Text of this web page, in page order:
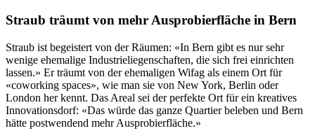
Straub träumt von mehr Ausprobierfläche in Bern
Straub ist begeistert von der Räumen: «In Bern gibt es nur sehr
wenige ehemalige Industrieliegenschaften, die sich frei einrichten
lassen.» Er träumt von der ehemaligen Wifag als einem Ort für
«coworking spaces», wie man sie von New York, Berlin oder
London her kennt. Das Areal sei der perfekte Ort für ein kreatives
Innovationsdorf: «Das würde das ganze Quartier beleben und Bern
hätte postwendend mehr Ausprobierfläche.»